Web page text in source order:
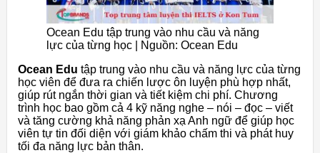
Ocean Edu tập trung vào nhu cầu và năng
lực của từng học | Nguồn: Ocean Edu
Ocean Edu tập trung vào nhu cầu và năng lực của từng
học viên để đưa ra chiến lược ôn luyện phù hợp nhất,
giúp rút ngắn thời gian và tiết kiệm chi phí. Chương
trình học bao gồm cả 4 kỹ năng nghe – nói – đọc – viết
và tăng cường khả năng phản xạ Anh ngữ để giúp học
viên tự tin đối diện với giám khảo chấm thi và phát huy
tối đa năng lực bản thân.